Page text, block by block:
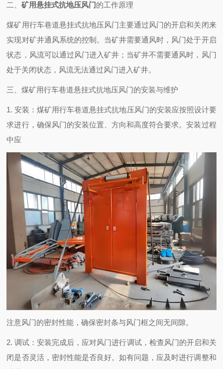
二、矿用悬挂式抗地压风门的工作原理
煤矿用行车巷道悬挂式抗地压风门主要通过风门的开启和关闭来
实现对矿井通风系统的控制。当矿井需要通风时，风门处于开启
状态，风流可以通过风门进入矿井；当矿井不需要通风时，风门
处于关闭状态，风流无法通过风门进入矿井。
三、煤矿用行车巷道悬挂式抗地压风门的安装与维护
1. 安装：煤矿用行车巷道悬挂式抗地压风门的安装应按照设计要
求进行，确保风门的安装位置、方向和高度符合要求。安装过程
中应
注意风门的密封性能，确保密封条与风门框之间无间隙。
2. 调试：安装完成后，应对风门进行调试，检查风门的开启和关
闭是否灵活，密封性能是否良好。如有问题，应及时进行调整和